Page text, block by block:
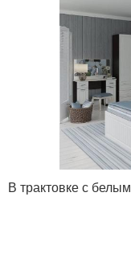
В трактовке с белым